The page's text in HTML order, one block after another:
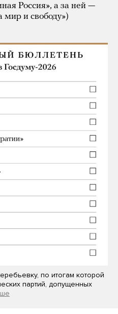
Россия», а за ней —
мир и свободу»)
по итогам которой
партий, допущенных